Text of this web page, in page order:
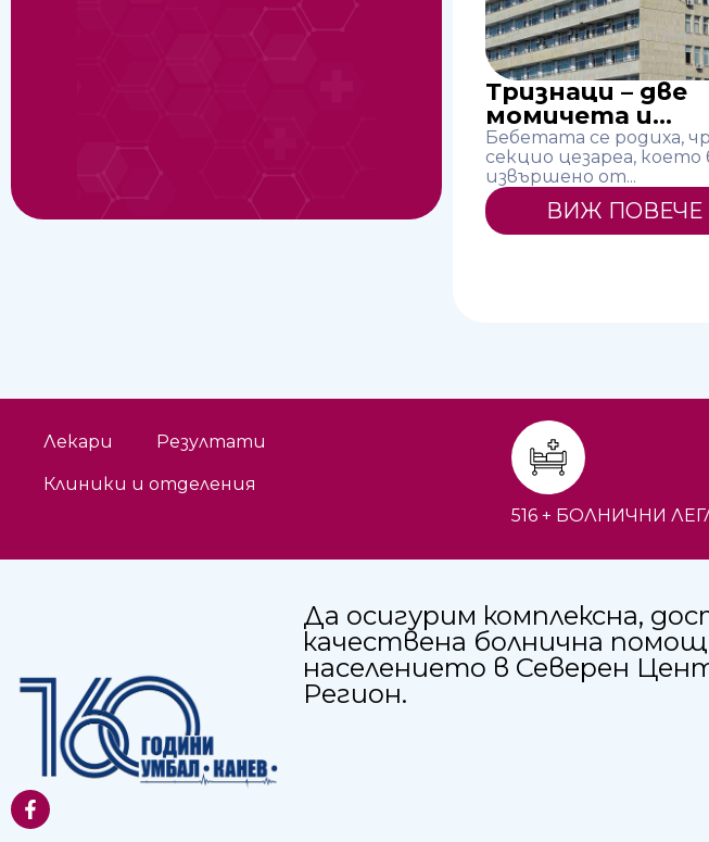
Тризнаци – две
момичета и...
Бебетата се родиха,
секцио цезареа, което
извършено от...
ВИЖ ПОВЕЧЕ
Лекари Резултати
Клиники и отделения
516 + БОЛНИЧНИ
Да осигурим комплексна,
качествена болнична
населението в Северен
Регион.